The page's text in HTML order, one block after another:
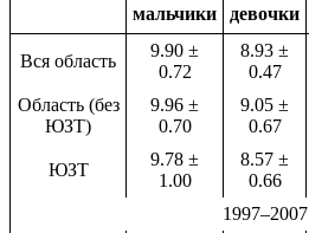
мальчики
девочки
Вся область
9.90 ±
0.72
8.93 ±
0.47
Область (без
ЮЗТ)
9.96 ±
0.70
9.05 ±
0.67
ЮЗТ
9.78 ±
1.00
8.57 ±
0.66
1997–2007